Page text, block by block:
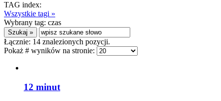
TAG index:
Wszystkie tagi »
Wybrany tag: czas
Łącznie: 14 znalezionych pozycji.
Pokaż # wyników na stronie:
12 minut